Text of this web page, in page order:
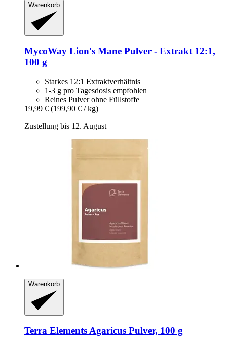
Warenkorb
MycoWay Lion's Mane Pulver -​ Extrakt 12:1,
100 g
Starkes 12:1 Extraktverhältnis
1-3 g pro Tagesdosis empfohlen
Reines Pulver ohne Füllstoffe
19,99 € (199,90 € / kg)
Zustellung bis 12. August
Warenkorb
Terra Elements Agaricus Pulver, 100 g